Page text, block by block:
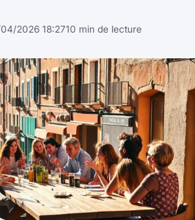
2026 18:2710 min de lecture